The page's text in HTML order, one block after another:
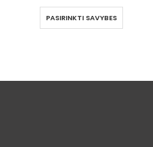
PASIRINKTI SAVYBES